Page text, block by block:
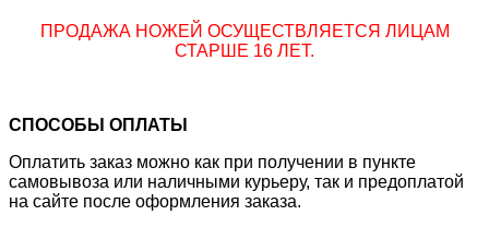
ПРОДАЖА НОЖЕЙ ОСУЩЕСТВЛЯЕТСЯ ЛИЦАМ
СТАРШЕ 16 ЛЕТ.
СПОСОБЫ ОПЛАТЫ
Оплатить заказ можно как при получении в пункте
самовывоза или наличными курьеру, так и предоплатой
на сайте после оформления заказа.